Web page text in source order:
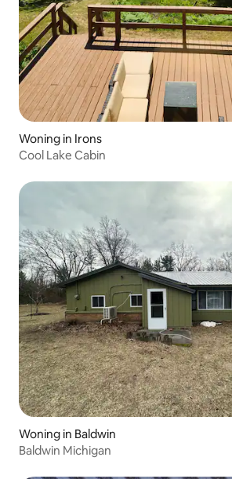
Woning in Irons
Cool Lake Cabin
Woning in Baldwin
Baldwin Michigan